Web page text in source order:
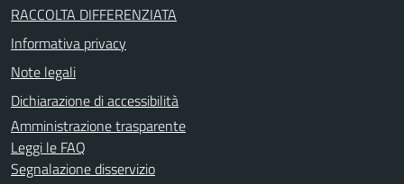
RACCOLTA DIFFERENZIATA
Informativa privacy
Note legali
Dichiarazione di accessibilità
Amministrazione trasparente
Leggi le FAQ
Segnalazione disservizio